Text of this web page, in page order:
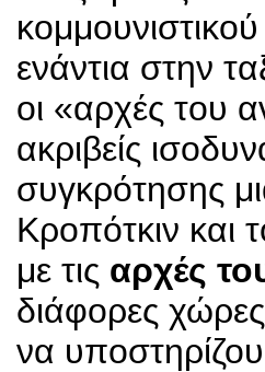
ενάντια στην
οι «αρχές του
ακριβείς
συγκρότησης
Κροπότκιν και
με τις αρχές
διάφορες
να